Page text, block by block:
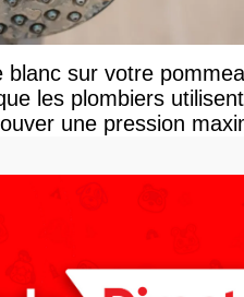
blanc sur votre
les plombiers utilisent
une pression